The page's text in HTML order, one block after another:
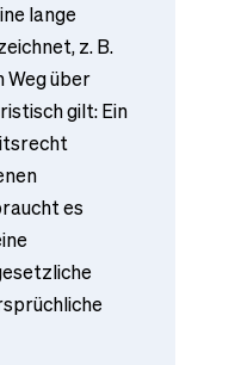
lange
z. B.
Weg über
gilt: Ein
es